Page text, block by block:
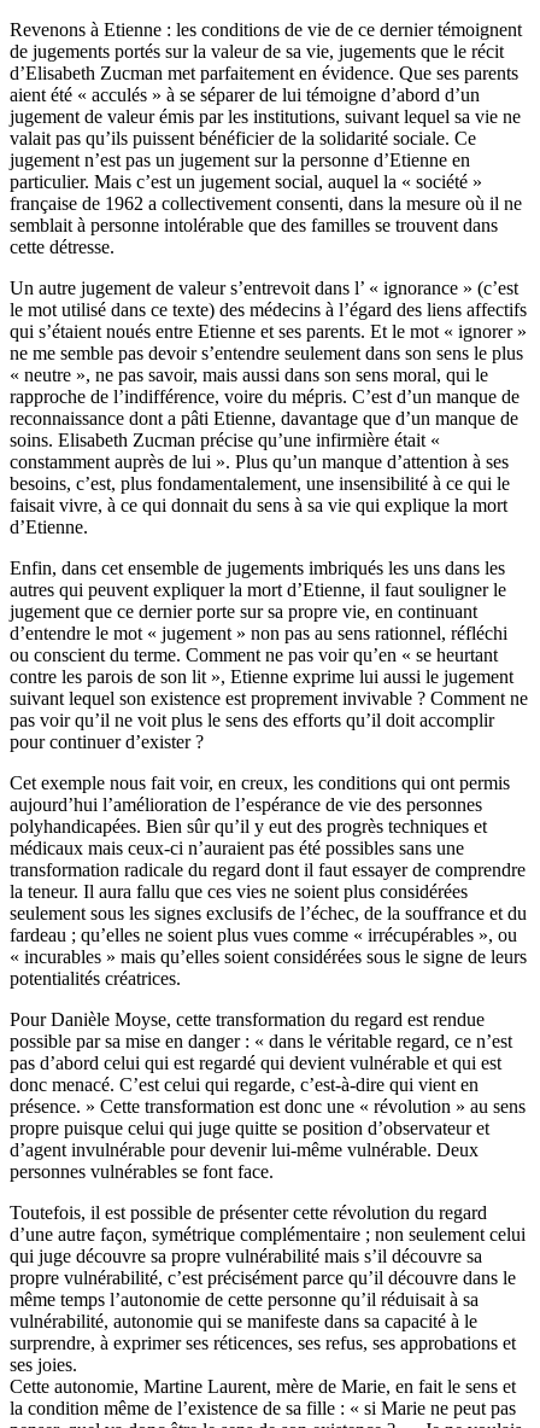
Revenons à Etienne : les conditions de vie de ce dernier témoignent
de jugements portés sur la valeur de sa vie, jugements que le récit
d’Elisabeth Zucman met parfaitement en évidence. Que ses parents
aient été « acculés » à se séparer de lui témoigne d’abord d’un
jugement de valeur émis par les institutions, suivant lequel sa vie ne
valait pas qu’ils puissent bénéficier de la solidarité sociale. Ce
jugement n’est pas un jugement sur la personne d’Etienne en
particulier. Mais c’est un jugement social, auquel la « société »
française de 1962 a collectivement consenti, dans la mesure où il ne
semblait à personne intolérable que des familles se trouvent dans
cette détresse.
Un autre jugement de valeur s’entrevoit dans l’ « ignorance » (c’est
le mot utilisé dans ce texte) des médecins à l’égard des liens affectifs
qui s’étaient noués entre Etienne et ses parents. Et le mot « ignorer »
ne me semble pas devoir s’entendre seulement dans son sens le plus
« neutre », ne pas savoir, mais aussi dans son sens moral, qui le
rapproche de l’indifférence, voire du mépris. C’est d’un manque de
reconnaissance dont a pâti Etienne, davantage que d’un manque de
soins. Elisabeth Zucman précise qu’une infirmière était «
constamment auprès de lui ». Plus qu’un manque d’attention à ses
besoins, c’est, plus fondamentalement, une insensibilité à ce qui le
faisait vivre, à ce qui donnait du sens à sa vie qui explique la mort
d’Etienne.
Enfin, dans cet ensemble de jugements imbriqués les uns dans les
autres qui peuvent expliquer la mort d’Etienne, il faut souligner le
jugement que ce dernier porte sur sa propre vie, en continuant
d’entendre le mot « jugement » non pas au sens rationnel, réfléchi
ou conscient du terme. Comment ne pas voir qu’en « se heurtant
contre les parois de son lit », Etienne exprime lui aussi le jugement
suivant lequel son existence est proprement invivable ? Comment ne
pas voir qu’il ne voit plus le sens des efforts qu’il doit accomplir
pour continuer d’exister ?
Cet exemple nous fait voir, en creux, les conditions qui ont permis
aujourd’hui l’amélioration de l’espérance de vie des personnes
polyhandicapées. Bien sûr qu’il y eut des progrès techniques et
médicaux mais ceux-ci n’auraient pas été possibles sans une
transformation radicale du regard dont il faut essayer de comprendre
la teneur. Il aura fallu que ces vies ne soient plus considérées
seulement sous les signes exclusifs de l’échec, de la souffrance et du
fardeau ; qu’elles ne soient plus vues comme « irrécupérables », ou
« incurables » mais qu’elles soient considérées sous le signe de leurs
potentialités créatrices.
Pour Danièle Moyse, cette transformation du regard est rendue
possible par sa mise en danger : « dans le véritable regard, ce n’est
pas d’abord celui qui est regardé qui devient vulnérable et qui est
donc menacé. C’est celui qui regarde, c’est-à-dire qui vient en
présence. » Cette transformation est donc une « révolution » au sens
propre puisque celui qui juge quitte se position d’observateur et
d’agent invulnérable pour devenir lui-même vulnérable. Deux
personnes vulnérables se font face.
Toutefois, il est possible de présenter cette révolution du regard
d’une autre façon, symétrique complémentaire ; non seulement celui
qui juge découvre sa propre vulnérabilité mais s’il découvre sa
propre vulnérabilité, c’est précisément parce qu’il découvre dans le
même temps l’autonomie de cette personne qu’il réduisait à sa
vulnérabilité, autonomie qui se manifeste dans sa capacité à le
surprendre, à exprimer ses réticences, ses refus, ses approbations et
ses joies.
Cette autonomie, Martine Laurent, mère de Marie, en fait le sens et
la condition même de l’existence de sa fille : « si Marie ne peut pas